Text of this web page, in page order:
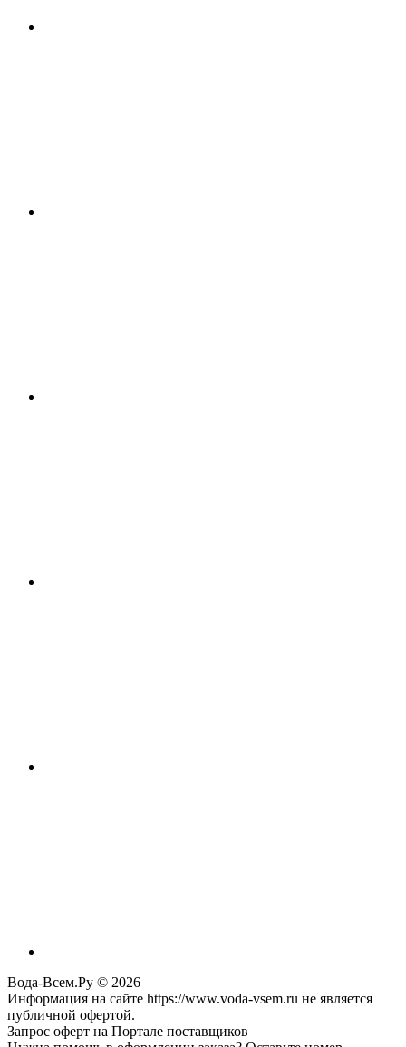
Вода-Всем.Ру © 2026
Информация на сайте https://www.voda-vsem.ru не является
публичной офертой.
Запрос оферт на Портале поставщиков